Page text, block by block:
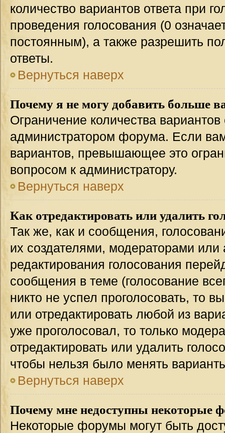
количество вариантов ответа при
проведения голосования (0
постоянным), а также разрешить
ответы.
Вернуться наверх
Почему я не могу добавить больше
Ограничение количества вариантов
администратором форума. Если
вариантов, превышающее это
вопросом к администратору.
Вернуться наверх
Как отредактировать или удалить
Так же, как и сообщения,
их создателями, модераторами
редактирования голосования
сообщения в теме (голосование
никто не успел проголосовать, то
или отредактировать любой из
уже проголосовал, то только
отредактировать или удалить
чтобы нельзя было менять
Вернуться наверх
Почему мне недоступны некоторые
Некоторые форумы могут быть